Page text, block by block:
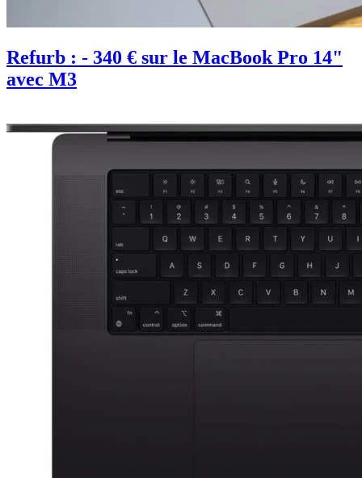
Refurb : - 340 € sur le MacBook Pro 14"
avec M3